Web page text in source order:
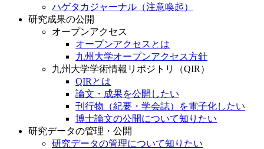
ハゲタカジャーナル（注意喚起）
研究成果の公開
オープンアクセス
オープンアクセスとは
九州大学オープンアクセス方針
九州大学学術情報リポジトリ（QIR）
QIRとは
論文・成果を公開したい
刊行物（紀要・学会誌）を電子化したい
博士論文の公開について知りたい
研究データの管理・公開
研究データの管理について知りたい